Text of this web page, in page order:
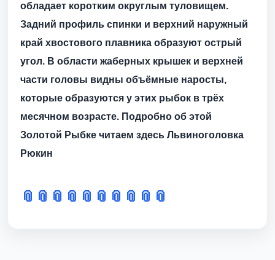
обладает коротким округлым туловищем.
Задний профиль спинки и верхний наружный
край хвостового плавника образуют острый
угол. В области жаберных крышек и верхней
части головы видны объёмные наросты,
которые образуются у этих рыбок в трёх
месячном возрасте. Подробно об этой
Золотой Рыбке читаем здесь Львиноголовка
Рюкин
📎 📎 📎 📎 📎 📎 📎 📎 📎 📎